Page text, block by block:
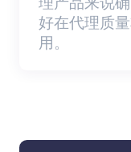
好在代理质
用。